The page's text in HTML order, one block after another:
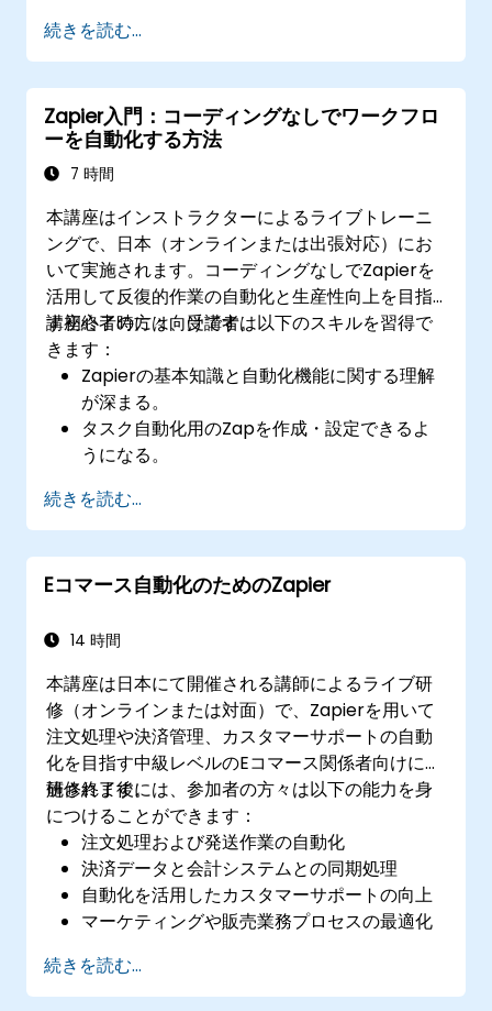
化し、運用効率を向上させる
自動化ワークフローのモニタリングおよびト
ラブルシューティングを行い、継続的な改善
を実現する
続きを読む...
Zapier入門：コーディングなしでワークフロ
ーを自動化する方法
7 時間
本講座はインストラクターによるライブトレーニ
ングで、日本（オンラインまたは出張対応）にお
いて実施されます。コーディングなしでZapierを
活用して反復的作業の自動化と生産性向上を目指
す初心者の方々向けです。
講座終了時には、受講者は以下のスキルを習得で
きます：
Zapierの基本知識と自動化機能に関する理解
が深まる。
タスク自動化用のZapを作成・設定できるよ
うになる。
が可能になる。
自動化されたワークフローの管理・最適化が
実現できる。
続きを読む...
Eコマース自動化のためのZapier
14 時間
本講座は日本にて開催される講師によるライブ研
修（オンラインまたは対面）で、Zapierを用いて
注文処理や決済管理、カスタマーサポートの自動
化を目指す中級レベルのEコマース関係者向けに実
施されます。
研修終了後には、参加者の方々は以下の能力を身
につけることができます：
注文処理および発送作業の自動化
決済データと会計システムとの同期処理
自動化を活用したカスタマーサポートの向上
マーケティングや販売業務プロセスの最適化
続きを読む...